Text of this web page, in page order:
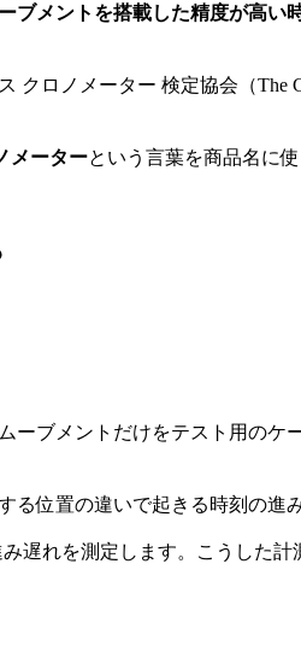
ブメントを搭載した精度が高い
ロノメーター 検定協会（The
メーターという言葉を商品名に
ブメントだけをテスト用の
る位置の違いで起きる時刻の進
れを測定します。こうした